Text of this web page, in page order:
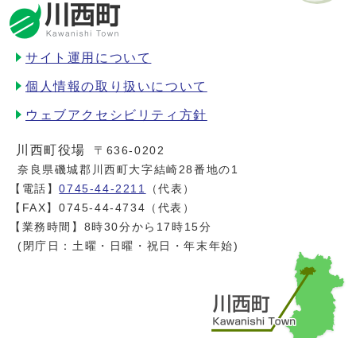
サイト運用について
個人情報の取り扱いについて
ウェブアクセシビリティ方針
川西町役場
〒636-0202
奈良県磯城郡川西町大字結崎28番地の1
【電話】0745-44-2211
（代表）
【FAX】0745-44-4734（代表）
【業務時間】8時30分から17時15分
(閉庁日：土曜・日曜・祝日・年末年始)